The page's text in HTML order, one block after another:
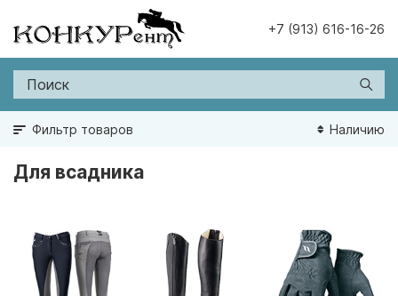
+7 (913) 616-16-26
Фильтр товаров
Для всадника
Наличию